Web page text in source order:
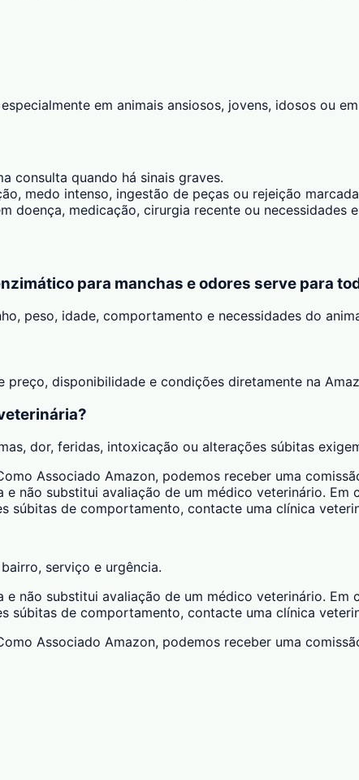
em animais ansiosos, jovens, idosos ou
consulta quando há sinais graves.
medo intenso, ingestão de peças ou rejeição
doença, medicação, cirurgia recente ou necessidades
para manchas e odores serve para
peso, idade, comportamento e necessidades do
disponibilidade e condições diretamente na
dor, feridas, intoxicação ou alterações súbitas
Associado Amazon, podemos receber uma
não substitui avaliação de um médico veterinário.
súbitas de comportamento, contacte uma clínica
serviço e urgência.
não substitui avaliação de um médico veterinário.
súbitas de comportamento, contacte uma clínica
Associado Amazon, podemos receber uma